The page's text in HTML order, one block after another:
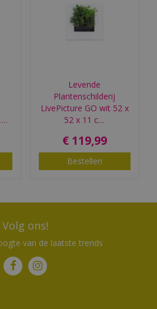
…
Levende
Plantenschilderij
LivePicture GO wit 52 x
52 x 11 c…
€ 119,99
Bestellen
Volg ons!
van de laatste trends